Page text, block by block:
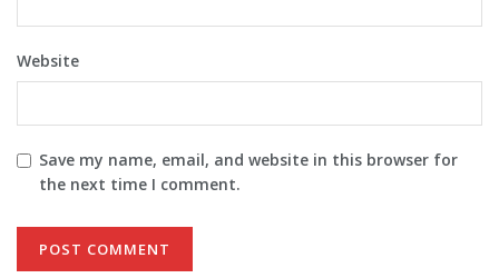
Website
Save my name, email, and website in this browser for
the next time I comment.